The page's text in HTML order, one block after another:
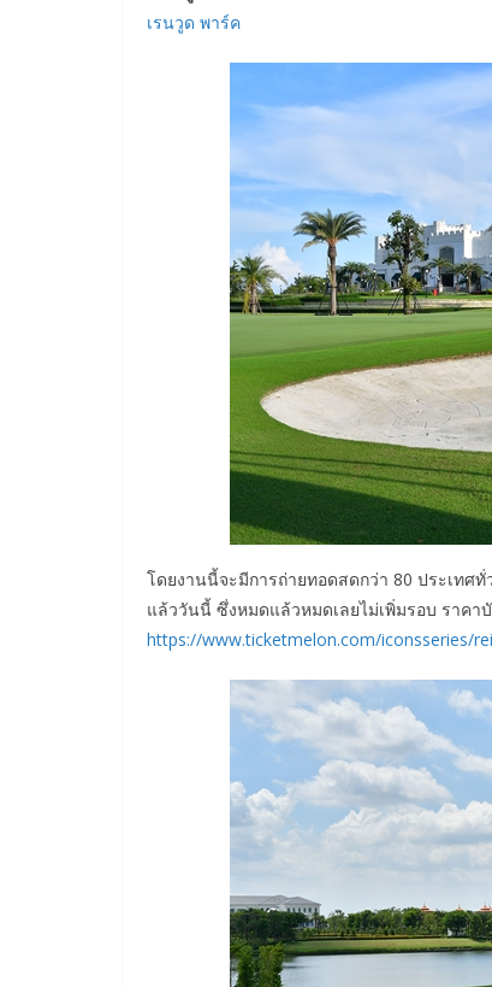
เรนวูด พาร์ค
โดยงานนี้จะมีการถ่ายทอดสดกว่า 80 ประเท
แล้ววันนี้ ซึ่งหมดแล้วหมดเลยไม่เพิ่มรอบ ราคา
https://www.ticketmelon.com/iconsseries/